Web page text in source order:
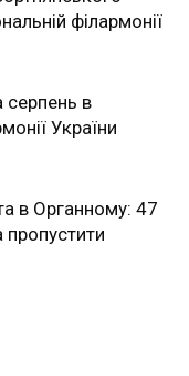
філармонії
серпень в
України
в Органному: 47
пропустити